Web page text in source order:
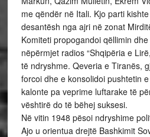
me qëndër në Itali. Kjo parti
desantësh nga ajri në zonat
Komiteti propogandoi qëllimin
nëpërmjet radios “Shqipëria e
të ndryshme. Qeveria e Tiranës,
forcoi dhe e konsolidoi pushtetin
kalonte pa veprime luftarake të
vështirë do të bëhej suksesi.
Në vitin 1948 pësoi ndryshime
Ajo u orientua drejtë Bashkimit